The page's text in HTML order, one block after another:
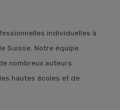
individuelles à
Suisse. Notre équipe
nombreux auteurs
hautes écoles et de